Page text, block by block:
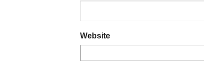
Website